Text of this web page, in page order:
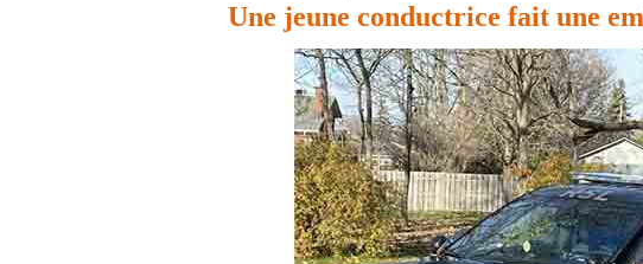
Une jeune conductrice fait une